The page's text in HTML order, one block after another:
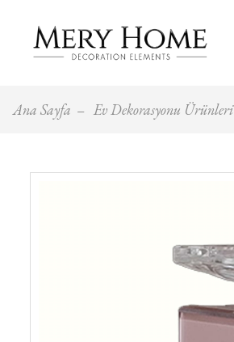
Ana Sayfa Ev Dekorasyonu